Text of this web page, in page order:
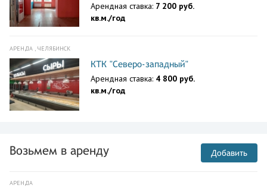
Арендная ставка: 7 200 руб.
кв.м./год
АРЕНДА , ЧЕЛЯБИНСК
КТК "Северо-западный"
Арендная ставка: 4 800 руб.
кв.м./год
Возьмем в аренду Добавить
АРЕНДА